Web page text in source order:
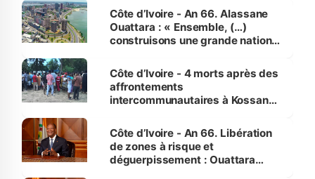
enfants
Côte d’Ivoire - An 66. Alassane
Ouattara : « Ensemble, (…)
construisons une grande nation
générations futures »
Côte d’Ivoire - 4 morts après des
affrontements
intercommunautaires à Kossandji
milieu des sinistrés
Côte d’Ivoire - An 66. Libération
de zones à risque et
déguerpissement : Ouattara